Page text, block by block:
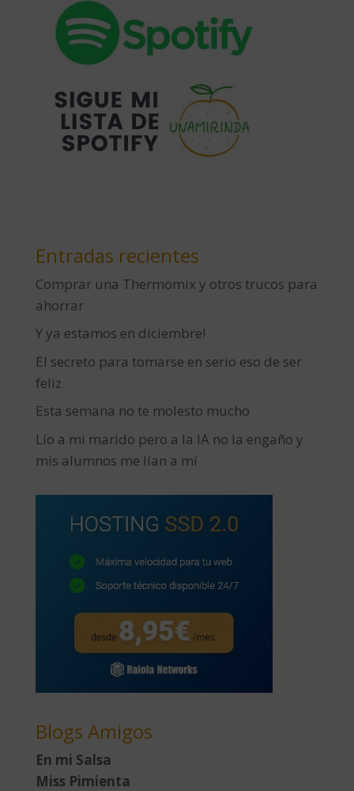
Entradas recientes
Comprar una Thermomix y otros trucos para
ahorrar
Y ya estamos en diciembre!
El secreto para tomarse en serio eso de ser
feliz
Esta semana no te molesto mucho
Lío a mi marido pero a la IA no la engaño y
mis alumnos me lían a mí
Blogs Amigos
En mi Salsa
Miss Pimienta